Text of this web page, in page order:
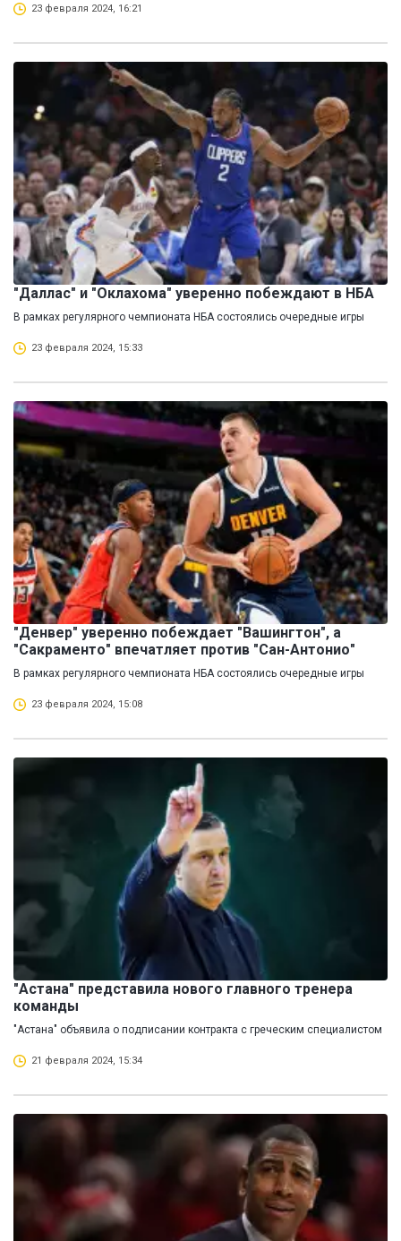
23 февраля 2024, 16:21
"Даллас" и "Оклахома" уверенно побеждают в НБА
В рамках регулярного чемпионата НБА состоялись очередные игры
23 февраля 2024, 15:33
"Денвер" уверенно побеждает "Вашингтон", а
"Сакраменто" впечатляет против "Сан-Антонио"
В рамках регулярного чемпионата НБА состоялись очередные игры
23 февраля 2024, 15:08
"Астана" представила нового главного тренера
команды
"Астана" объявила о подписании контракта с греческим специалистом
21 февраля 2024, 15:34